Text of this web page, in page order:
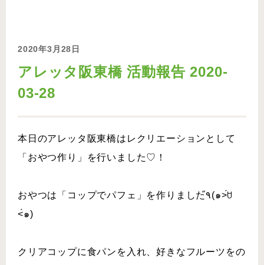
2020年3月28日
アレッタ阪東橋 活動報告 2020-
03-28
本日のアレッタ阪東橋はレクリエーションとして
「おやつ作り」を行いました♡！
おやつは「コップでパフェ」を作りました٩̋(๑˃́ꇴ
˂̀๑)
クリアコップに食パンを入れ、好きなフルーツをの